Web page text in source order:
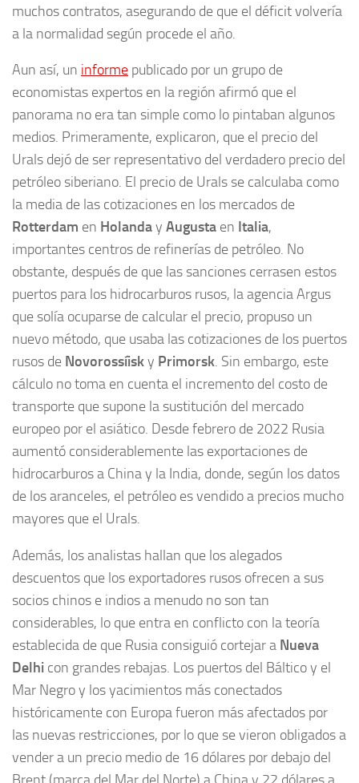
muchos contratos, asegurando de que el déficit volvería
a la normalidad según procede el año.
Aun así, un informe publicado por un grupo de
economistas expertos en la región afirmó que el
panorama no era tan simple como lo pintaban algunos
medios. Primeramente, explicaron, que el precio del
Urals dejó de ser representativo del verdadero precio del
petróleo siberiano. El precio de Urals se calculaba como
la media de las cotizaciones en los mercados de
Rotterdam en Holanday Augusta en Italia,
importantes centros de refinerías de petróleo. No
obstante, después de que las sanciones cerrasen estos
puertos para los hidrocarburos rusos, la agencia Argus
que solía ocuparse de calcular el precio, propuso un
nuevo método, que usaba las cotizaciones de los puertos
rusos de Novorossíisky Primorsk. Sin embargo, este
cálculo no toma en cuenta el incremento del costo de
transporte que supone la sustitución del mercado
europeo por el asiático. Desde febrero de 2022 Rusia
aumentó considerablemente las exportaciones de
hidrocarburos a China y la India, donde, según los datos
de los aranceles, el petróleo es vendido a precios mucho
mayores que el Urals.
Además, los analistas hallan que los alegados
descuentos que los exportadores rusos ofrecen a sus
socios chinos e indios a menudo no son tan
considerables, lo que entra en conflicto con la teoría
establecida de que Rusia consiguió cortejar a Nueva
Delhi con grandes rebajas. Los puertos del Báltico y el
Mar Negro y los yacimientos más conectados
históricamente con Europa fueron más afectados por
las nuevas restricciones, por lo que se vieron obligados a
vender a un precio medio de 16 dólares por debajo del